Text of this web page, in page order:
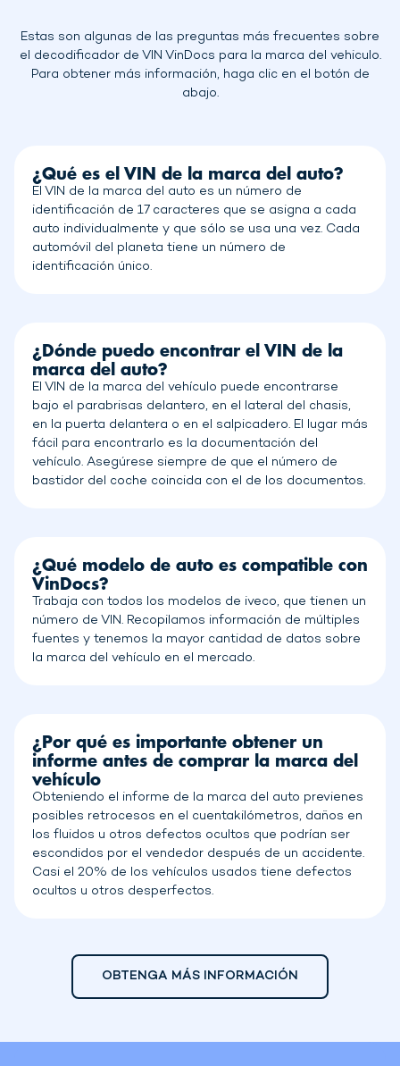
Estas son algunas de las preguntas más frecuentes sobre
el decodificador de VIN VinDocs para la marca del vehiculo.
Para obtener más información, haga clic en el botón de
abajo.
¿Qué es el VIN de la marca del auto?
El VIN de la marca del auto es un número de
identificación de 17 caracteres que se asigna a cada
auto individualmente y que sólo se usa una vez. Cada
automóvil del planeta tiene un número de
identificación único.
¿Dónde puedo encontrar el VIN de la
marca del auto?
El VIN de la marca del vehículo puede encontrarse
bajo el parabrisas delantero, en el lateral del chasis,
en la puerta delantera o en el salpicadero. El lugar más
fácil para encontrarlo es la documentación del
vehículo. Asegúrese siempre de que el número de
bastidor del coche coincida con el de los documentos.
¿Qué modelo de auto es compatible con
VinDocs?
Trabaja con todos los modelos de iveco, que tienen un
número de VIN. Recopilamos información de múltiples
fuentes y tenemos la mayor cantidad de datos sobre
la marca del vehículo en el mercado.
¿Por qué es importante obtener un
informe antes de comprar la marca del
vehículo
Obteniendo el informe de la marca del auto previenes
posibles retrocesos en el cuentakilómetros, daños en
los fluidos u otros defectos ocultos que podrían ser
escondidos por el vendedor después de un accidente.
Casi el 20% de los vehículos usados tiene defectos
ocultos u otros desperfectos.
OBTENGA MÁS INFORMACIÓN